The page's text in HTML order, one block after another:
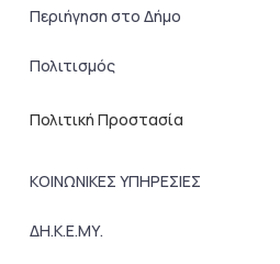
Περιήγηση στο Δήμο
Πολιτισμός
Πολιτική Προστασία
ΚΟΙΝΩΝΙΚΕΣ ΥΠΗΡΕΣΙΕΣ
ΔΗ.Κ.Ε.ΜΥ.